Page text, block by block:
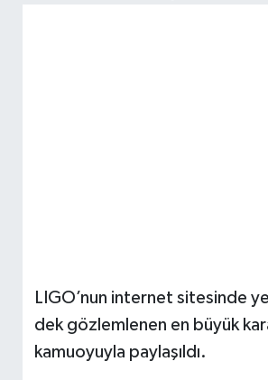
LIGO’nun internet sitesinde
dek gözlemlenen en büyük
kamuoyuyla paylaşıldı.